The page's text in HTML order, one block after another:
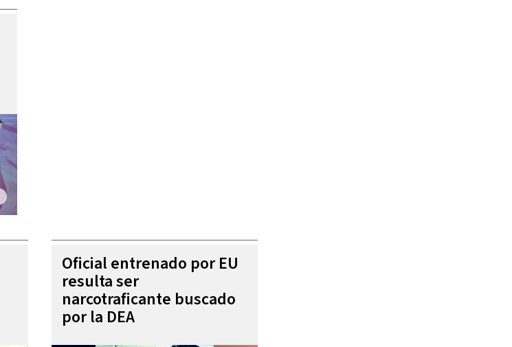
Oficial entrenado por EU
resulta ser
narcotraficante buscado
por la DEA